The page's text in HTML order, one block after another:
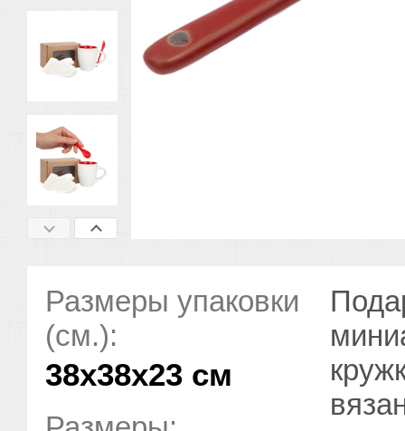
Размеры упаковки
(см.):
38x38x23 см